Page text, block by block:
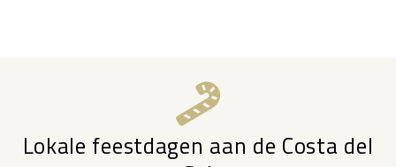
Lokale feestdagen aan de Costa del